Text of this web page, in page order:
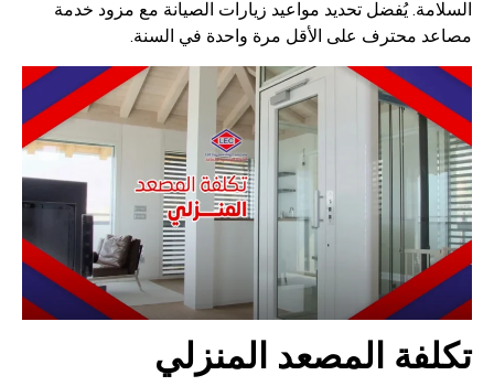
يُفضل تحديد مواعيد زيارات الصيانة مع مزود خدمة
محترف على الأقل مرة واحدة في السنة.
المصعد المنزلي